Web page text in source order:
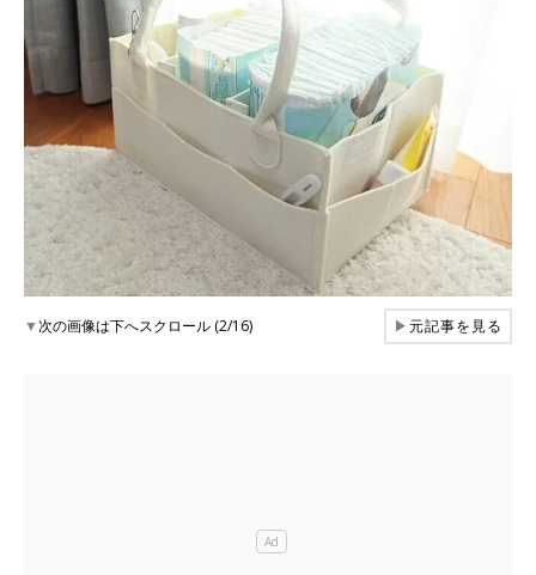
▼次の画像は下へスクロール (2/16) ▶元記事を見る